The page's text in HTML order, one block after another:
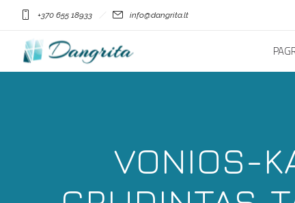
+370 655 18933 info@dangrita.lt
VONIOS-